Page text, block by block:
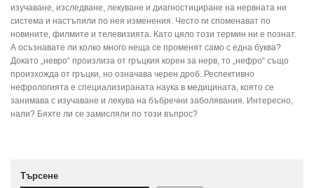
изучаване, изследване, лекуване и диагностициране на нервната ни
система и настъпили по нея изменения. Често ги споменават по
новините, филмите и телевизията. Като цяло този термин ни е познат.
А осъзнавате ли колко много неща се променят само с една буква?
Докато „невро“ произлиза от гръцкия корен за нерв, то „нефро“ също
произхожда от гръцки, но означава черен дроб. Респективно
нефрологията е специализираната наука в медицината, която се
занимава с изучаване и лекува на бъбречни заболявания. Интересно,
нали? Бяхте ли се замисляли по този въпрос?
Търсене